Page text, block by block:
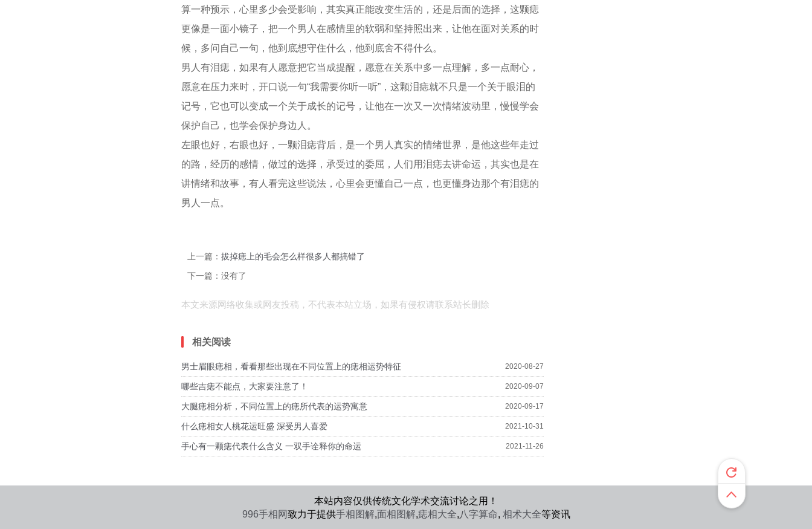
算一种预示，心里多少会受影响，其实真正能改变生活的，还是后面的选择，这颗痣
更像是一面小镜子，把一个男人在感情里的软弱和坚持照出来，让他在面对关系的时
候，多问自己一句，他到底想守住什么，他到底舍不得什么。
男人有泪痣，如果有人愿意把它当成提醒，愿意在关系中多一点理解，多一点耐心，
愿意在压力来时，开口说一句“我需要你听一听”，这颗泪痣就不只是一个关于眼泪的
记号，它也可以变成一个关于成长的记号，让他在一次又一次情绪波动里，慢慢学会
保护自己，也学会保护身边人。
左眼也好，右眼也好，一颗泪痣背后，是一个男人真实的情绪世界，是他这些年走过
的路，经历的感情，做过的选择，承受过的委屈，人们用泪痣去讲命运，其实也是在
讲情绪和故事，有人看完这些说法，心里会更懂自己一点，也更懂身边那个有泪痣的
男人一点。
上一篇： 拔掉痣上的毛会怎么样很多人都搞错了
下一篇：没有了
本文来源网络收集或网友投稿，不代表本站立场，如果有侵权请联系站长删除
相关阅读
男士眉眼痣相，看看那些出现在不同位置上的痣相运势特征 2020-08-27
哪些吉痣不能点，大家要注意了！ 2020-09-07
大腿痣相分析，不同位置上的痣所代表的运势寓意 2020-09-17
什么痣相女人桃花运旺盛 深受男人喜爱 2021-10-31
手心有一颗痣代表什么含义 一双手诠释你的命运 2021-11-26
本站内容仅供传统文化学术交流讨论之用！
996手相网致力于提供手相图解,面相图解,痣相大全, 八字算命, 相术大全等资讯